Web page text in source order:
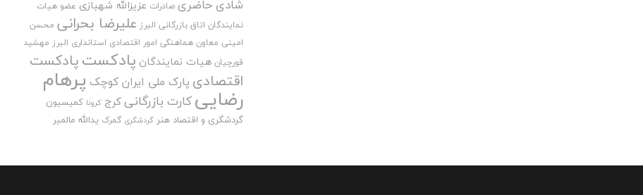
شادی حاضری صادرات عزیزالله شهبازی عضو هیات
نمایندگان اتاق بازرگانی البرز علیرضا بحرانی محسن
امینی معاون هماهنگی امور اقتصادی استانداری البرز مهشید
قورچیان هیات نمایندگان پادکستپادکست
اقتصادی پارک ملی ایران کوچک پرهام
رضاییکارت بازرگانیکرج کرونا کمیسیون
گردشگری و اقتصاد هنر گردشگری گمرک یدالله مالمیر